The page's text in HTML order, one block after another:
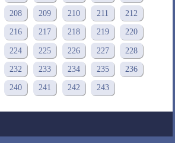
208 209 210 211 212
216 217 218 219 220
224 225 226 227 228
232 233 234 235 236
240 241 242 243